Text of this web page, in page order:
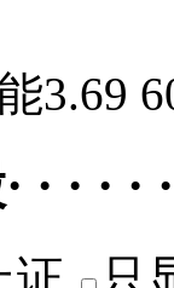
3.69
· · · ·
证
只